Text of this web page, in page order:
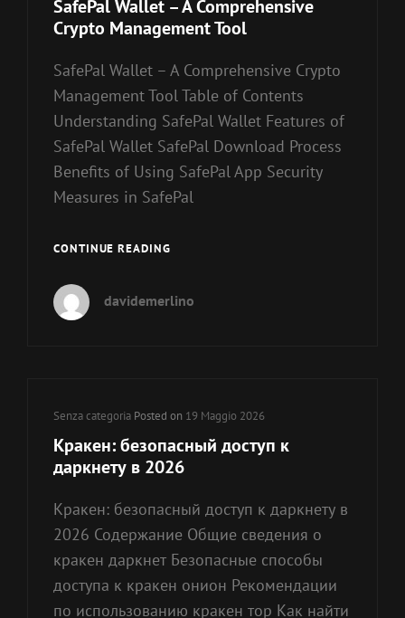
SafePal Wallet – A Comprehensive
Crypto Management Tool
SafePal Wallet – A Comprehensive Crypto
Management Tool Table of Contents
Understanding SafePal Wallet Features of
SafePal Wallet SafePal Download Process
Benefits of Using SafePal App Security
Measures in SafePal
CONTINUE READINGSAFEPAL
A
davidemerlino
Cat
Links
Senza categoria Posted on 19 Maggio 2026
Кракен: безопасный доступ к
даркнету в 2026
Кракен: безопасный доступ к даркнету в
2026 Содержание Общие сведения о
кракен даркнет Безопасные способы
доступа к кракен онион Рекомендации
по использованию кракен тор Как найти